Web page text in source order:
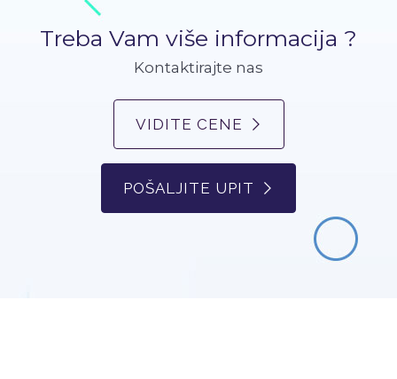
Treba Vam više informacija ?
Kontaktirajte nas
VIDITE CENE
POŠALJITE UPIT